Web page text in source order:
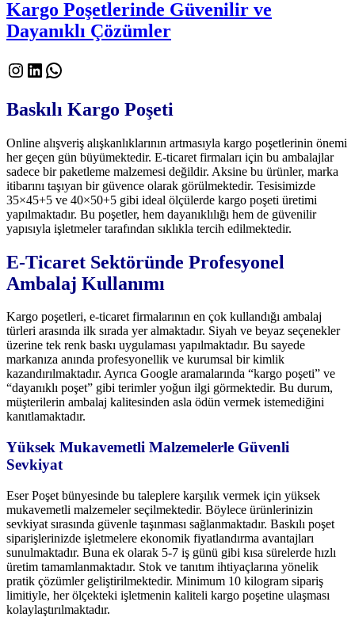
Kargo Poşetlerinde Güvenilir ve
Dayanıklı Çözümler
Instagram
LinkedIn
WhatsApp
Baskılı Kargo Poşeti
Online alışveriş alışkanlıklarının artmasıyla kargo poşetlerinin önemi
her geçen gün büyümektedir. E-ticaret firmaları için bu ambalajlar
sadece bir paketleme malzemesi değildir. Aksine bu ürünler, marka
itibarını taşıyan bir güvence olarak görülmektedir. Tesisimizde
35×45+5 ve 40×50+5 gibi ideal ölçülerde kargo poşeti üretimi
yapılmaktadır. Bu poşetler, hem dayanıklılığı hem de güvenilir
yapısıyla işletmeler tarafından sıklıkla tercih edilmektedir.
E-Ticaret Sektöründe Profesyonel
Ambalaj Kullanımı
Kargo poşetleri, e-ticaret firmalarının en çok kullandığı ambalaj
türleri arasında ilk sırada yer almaktadır. Siyah ve beyaz seçenekler
üzerine tek renk baskı uygulaması yapılmaktadır. Bu sayede
markanıza anında profesyonellik ve kurumsal bir kimlik
kazandırılmaktadır. Ayrıca Google aramalarında “kargo poşeti” ve
“dayanıklı poşet” gibi terimler yoğun ilgi görmektedir. Bu durum,
müşterilerin ambalaj kalitesinden asla ödün vermek istemediğini
kanıtlamaktadır.
Yüksek Mukavemetli Malzemelerle Güvenli
Sevkiyat
Eser Poşet bünyesinde bu taleplere karşılık vermek için yüksek
mukavemetli malzemeler seçilmektedir. Böylece ürünlerinizin
sevkiyat sırasında güvenle taşınması sağlanmaktadır. Baskılı poşet
siparişlerinizde işletmelere ekonomik fiyatlandırma avantajları
sunulmaktadır. Buna ek olarak 5-7 iş günü gibi kısa sürelerde hızlı
üretim tamamlanmaktadır. Stok ve tanıtım ihtiyaçlarına yönelik
pratik çözümler geliştirilmektedir. Minimum 10 kilogram sipariş
limitiyle, her ölçekteki işletmenin kaliteli kargo poşetine ulaşması
kolaylaştırılmaktadır.